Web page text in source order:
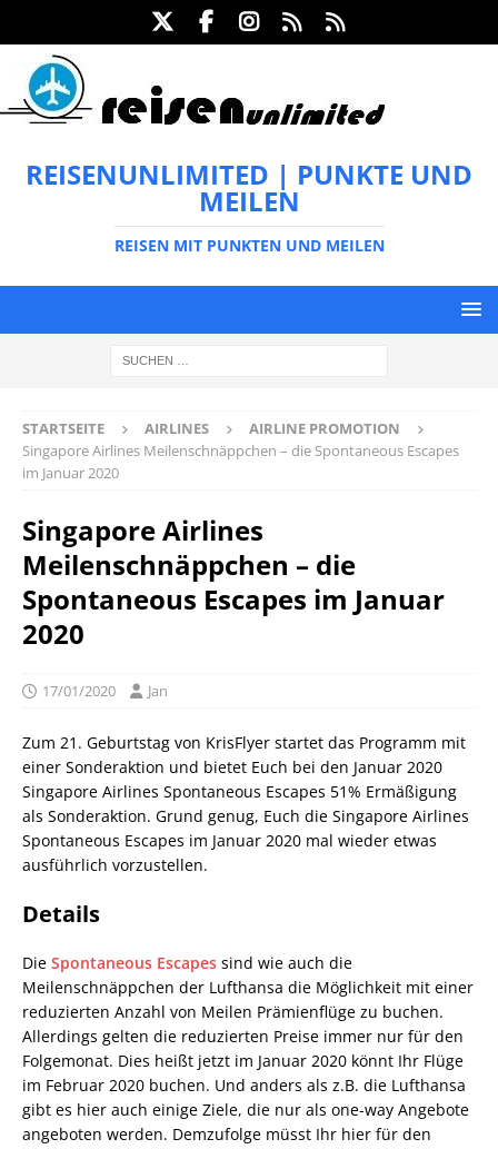
REISENUNLIMITED | PUNKTE UND
MEILEN
REISEN MIT PUNKTEN UND MEILEN
STARTSEITE AIRLINES
AIRLINE PROMOTION
Singapore Airlines Meilenschnäppchen – die Spontaneous Escapes
im Januar 2020
Singapore Airlines
Meilenschnäppchen – die
Spontaneous Escapes im Januar
2020
17/01/2020 Jan
Zum 21. Geburtstag von KrisFlyer startet das Programm mit
einer Sonderaktion und bietet Euch bei den Januar 2020
Singapore Airlines Spontaneous Escapes 51% Ermäßigung
als Sonderaktion. Grund genug, Euch die Singapore Airlines
Spontaneous Escapes im Januar 2020 mal wieder etwas
ausführlich vorzustellen.
Details
Die Spontaneous Escapes sind wie auch die
Meilenschnäppchen der Lufthansa die Möglichkeit mit einer
reduzierten Anzahl von Meilen Prämienflüge zu buchen.
Allerdings gelten die reduzierten Preise immer nur für den
Folgemonat. Dies heißt jetzt im Januar 2020 könnt Ihr Flüge
im Februar 2020 buchen. Und anders als z.B. die Lufthansa
gibt es hier auch einige Ziele, die nur als one-way Angebote
angeboten werden. Demzufolge müsst Ihr hier für den